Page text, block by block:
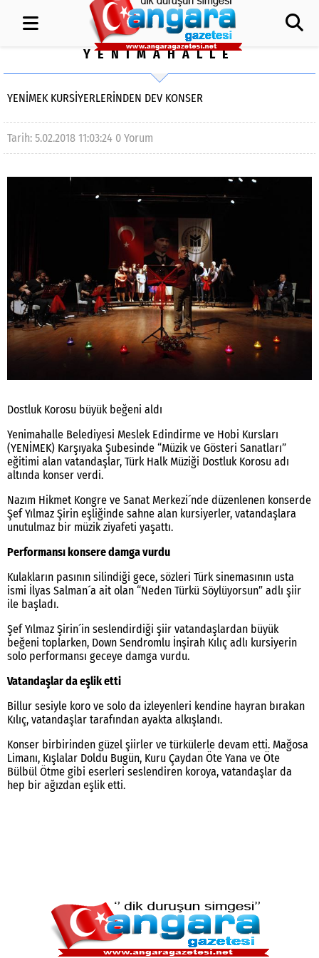
YENİMAHALLE
YENIMEK KURSIYERLERINDEN DEV KONSER
Tarih: 5.02.2018 11:03:24 0 Yorum
Dostluk Korosu büyük beğeni aldı
Yenimahalle Belediyesi Meslek Edindirme ve Hobi Kursları
(YENİMEK) Karşıyaka Şubesinde “Müzik ve Gösteri Sanatları”
eğitimi alan vatandaşlar, Türk Halk Müziği Dostluk Korosu adı
altında konser verdi.
Nazım Hikmet Kongre ve Sanat Merkezi´nde düzenlenen konserde
Şef Yılmaz Şirin eşliğinde sahne alan kursiyerler, vatandaşlara
unutulmaz bir müzik ziyafeti yaşattı.
Performansı konsere damga vurdu
Kulakların pasının silindiği gece, sözleri Türk sinemasının usta
ismi İlyas Salman´a ait olan “Neden Türkü Söylüyorsun” adlı şiir
ile başladı.
Şef Yılmaz Şirin´in seslendirdiği şiir vatandaşlardan büyük
beğeni toplarken, Down Sendromlu İnşirah Kılıç adlı kursiyerin
solo performansı geceye damga vurdu.
Vatandaşlar da eşlik etti
Billur sesiyle koro ve solo da izleyenleri kendine hayran bırakan
Kılıç, vatandaşlar tarafından ayakta alkışlandı.
Konser birbirinden güzel şiirler ve türkülerle devam etti. Mağosa
Limanı, Kışlalar Doldu Bugün, Kuru Çaydan Öte Yana ve Öte
Bülbül Ötme gibi eserleri seslendiren koroya, vatandaşlar da
hep bir ağızdan eşlik etti.